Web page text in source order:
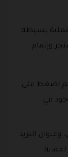
عملية بسيطة
وإتمام
ثم اضغط على
في
وعنوان البريد